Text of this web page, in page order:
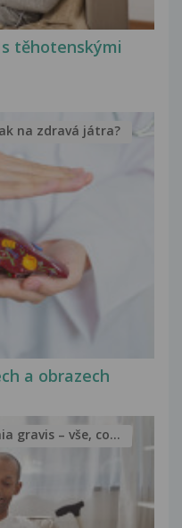
s těhotenskými
a obrazech
na zdravá játra?
gravis – vše, co...